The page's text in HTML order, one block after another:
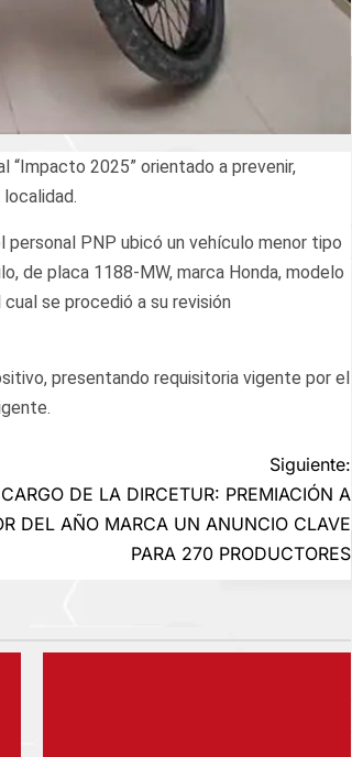
“Impacto 2025” orientado a prevenir,
PNP ubicó un vehículo menor tipo
de placa 1188-MW, marca Honda, modelo
se procedió a su revisión
presentando requisitoria vigente por el
Siguiente:
DE LA DIRCETUR: PREMIACIÓN A
DEL AÑO MARCA UN ANUNCIO CLAVE
PARA 270 PRODUCTORES